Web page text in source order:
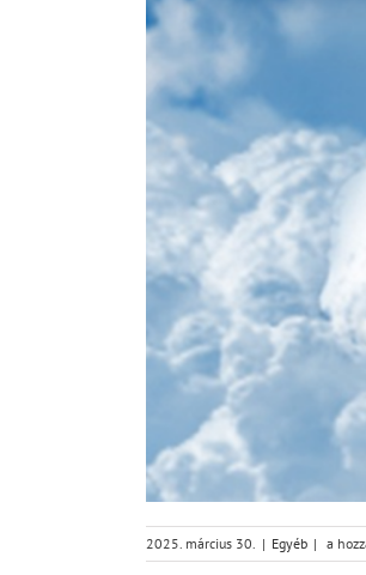
2025. március 30. | Egyéb | AMI
BŐVEN
a